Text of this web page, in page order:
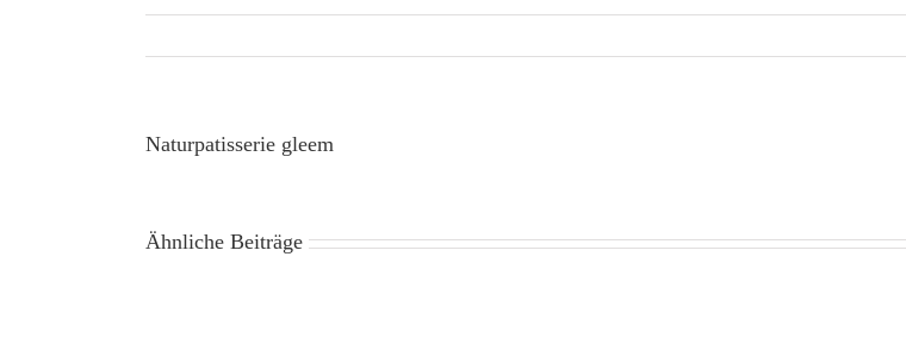
Naturpatisserie gleem
Ähnliche Beiträge